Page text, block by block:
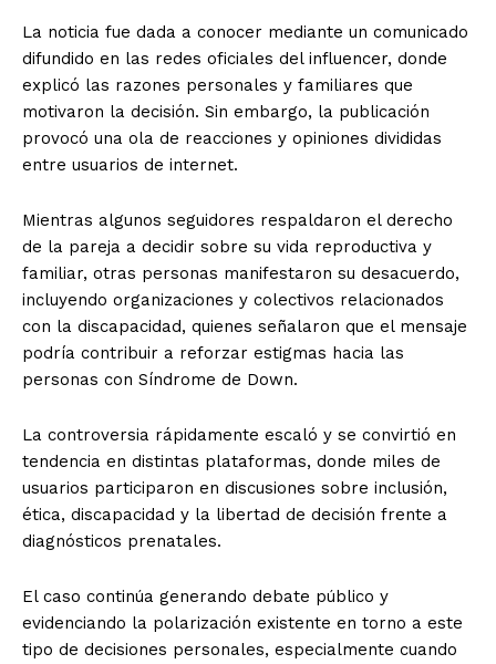
La noticia fue dada a conocer mediante un comunicado
difundido en las redes oficiales del influencer, donde
explicó las razones personales y familiares que
motivaron la decisión. Sin embargo, la publicación
provocó una ola de reacciones y opiniones divididas
entre usuarios de internet.
Mientras algunos seguidores respaldaron el derecho
de la pareja a decidir sobre su vida reproductiva y
familiar, otras personas manifestaron su desacuerdo,
incluyendo organizaciones y colectivos relacionados
con la discapacidad, quienes señalaron que el mensaje
podría contribuir a reforzar estigmas hacia las
personas con Síndrome de Down.
La controversia rápidamente escaló y se convirtió en
tendencia en distintas plataformas, donde miles de
usuarios participaron en discusiones sobre inclusión,
ética, discapacidad y la libertad de decisión frente a
diagnósticos prenatales.
El caso continúa generando debate público y
evidenciando la polarización existente en torno a este
tipo de decisiones personales, especialmente cuando